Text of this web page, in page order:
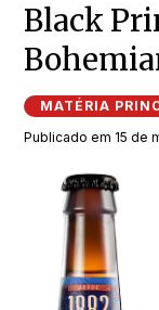
Black
MATÉRIA
Publicado em 15 de